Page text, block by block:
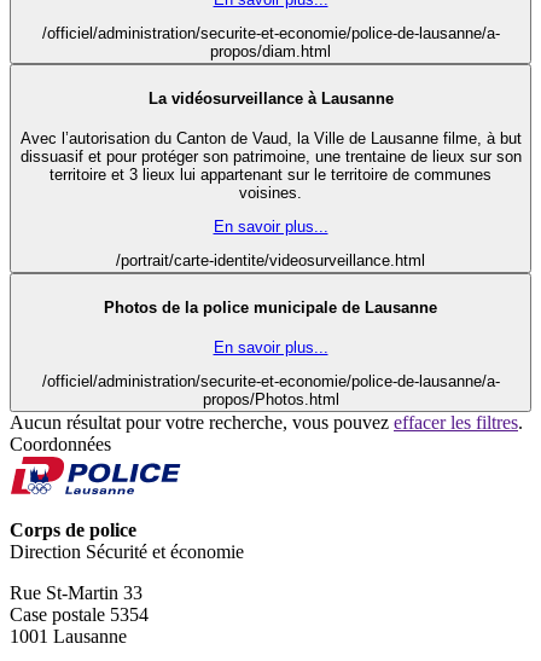
/officiel/administration/securite-et-economie/police-de-lausanne/a-
propos/diam.html
La vidéosurveillance à Lausanne
Avec l’autorisation du Canton de Vaud, la Ville de Lausanne filme, à but
dissuasif et pour protéger son patrimoine, une trentaine de lieux sur son
territoire et 3 lieux lui appartenant sur le territoire de communes
voisines.
En savoir plus...
/portrait/carte-identite/videosurveillance.html
Photos de la police municipale de Lausanne
En savoir plus...
/officiel/administration/securite-et-economie/police-de-lausanne/a-
propos/Photos.html
Aucun résultat pour votre recherche, vous pouvez effacer les filtres.
Coordonnées
Corps de police
Direction Sécurité et économie
Rue St-Martin 33
Case postale 5354
1001 Lausanne